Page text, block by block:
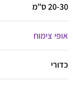
20-30 ס"מ
אופי צימוח
כדורי